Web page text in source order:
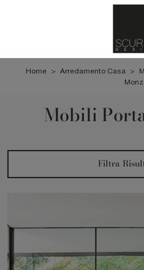
Home > Arredamento Casa >
Mobili
Filtra